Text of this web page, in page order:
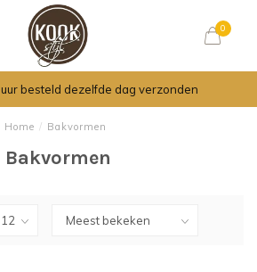
0
besteld dezelfde dag verzonden
Home / Bakvormen
Bakvormen